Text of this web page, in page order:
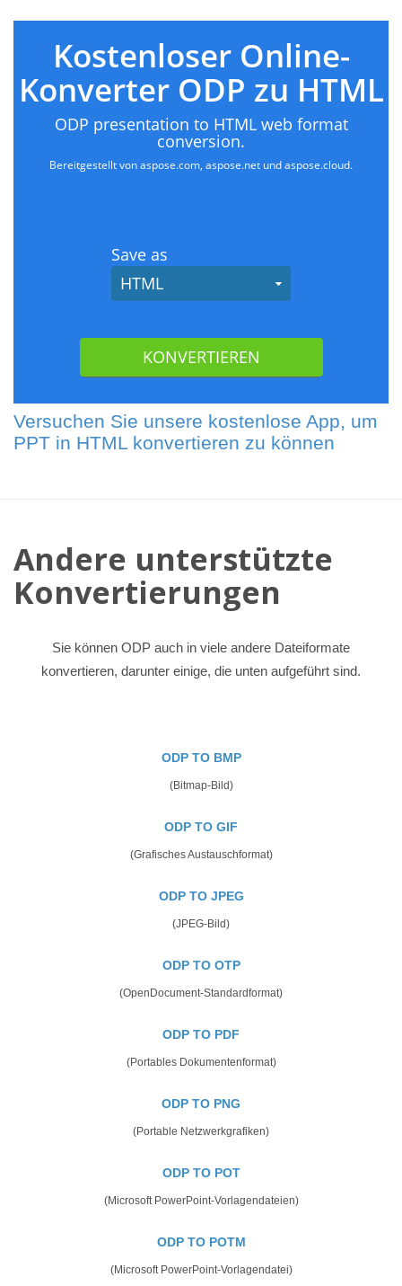
Versuchen Sie unsere kostenlose App, um
PPT in HTML konvertieren zu können
Andere unterstützte
Konvertierungen
Sie können ODP auch in viele andere Dateiformate
konvertieren, darunter einige, die unten aufgeführt sind.
ODP TO BMP
(Bitmap-Bild)
ODP TO GIF
(Grafisches Austauschformat)
ODP TO JPEG
(JPEG-Bild)
ODP TO OTP
(OpenDocument-Standardformat)
ODP TO PDF
(Portables Dokumentenformat)
ODP TO PNG
(Portable Netzwerkgrafiken)
ODP TO POT
(Microsoft PowerPoint-Vorlagendateien)
ODP TO POTM
(Microsoft PowerPoint-Vorlagendatei)